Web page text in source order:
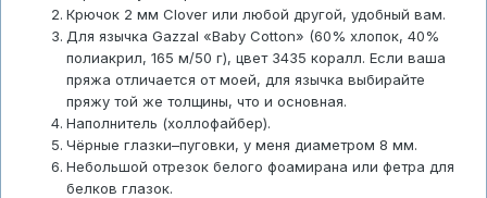
Крючок 2 мм Clover или любой другой, удобный вам.
Для язычка Gazzal «Baby Cotton» (60% хлопок, 40%
полиакрил, 165 м/50 г), цвет 3435 коралл. Если ваша
пряжа отличается от моей, для язычка выбирайте
пряжу той же толщины, что и основная.
Наполнитель (холлофайбер).
Чёрные глазки–пуговки, у меня диаметром 8 мм.
Небольшой отрезок белого фоамирана или фетра для
белков глазок.